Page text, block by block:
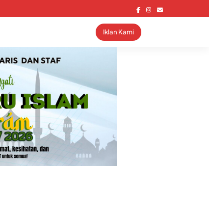
Iklan Kami